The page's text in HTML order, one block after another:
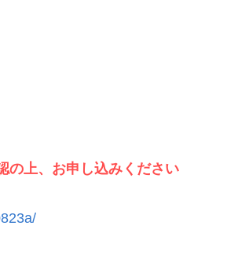
の上、お申し込みください